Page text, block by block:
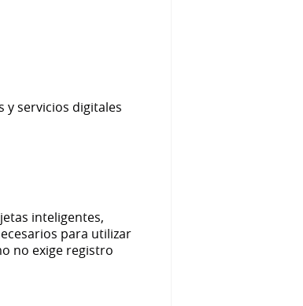
y servicios digitales
inteligentes,
para utilizar
no exige registro